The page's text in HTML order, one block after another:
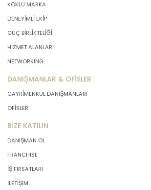
KÖKLÜ MARKA
DENEYİMLİ EKİP
GÜÇ BİRLİKTELİĞİ
HİZMET ALANLARI
NETWORKING
DANIŞMANLAR & OFİSLER
GAYRİMENKUL DANIŞMANLARI
OFİSLER
BİZE KATILIN
DANIŞMAN OL
FRANCHISE
İŞ FIRSATLARI
İLETİŞİM